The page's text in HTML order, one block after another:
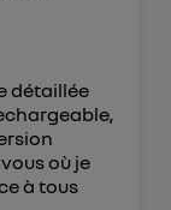
détaillée
où je
à tous